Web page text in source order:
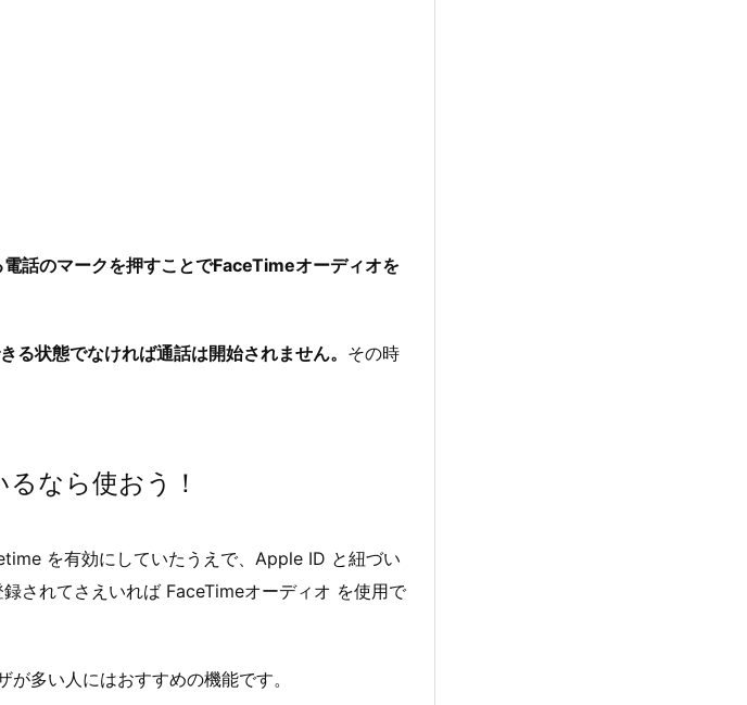
話のマークを押すことでFaceTimeオーディオを
状態でなければ通話は開始されません。 その時
なら使おう！
を有効にしていたうえで、Apple ID と紐づい
されてさえいれば FaceTimeオーディオ を使用で
多い人にはおすすめの機能です。